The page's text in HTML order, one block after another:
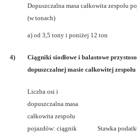
Dopuszczalna masa całkowita zespołu
(w tonach)
a) od 3,5 tony i poniżej 12 ton
4)
Ciągniki siodłowe i balastowe
dopuszczalnej masie całkowitej
Liczba osi i
dopuszczalna masa
całkowita zespołu
pojazdów: ciągnik
Stawka